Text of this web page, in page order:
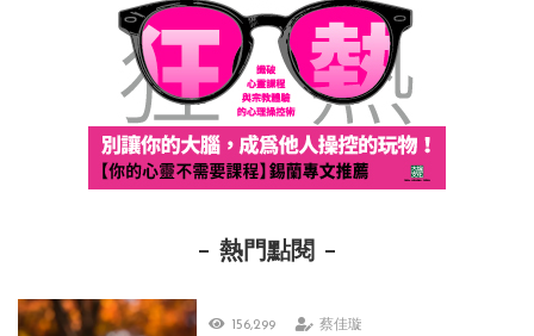
熱門點閱
156,299 蔡佳璇